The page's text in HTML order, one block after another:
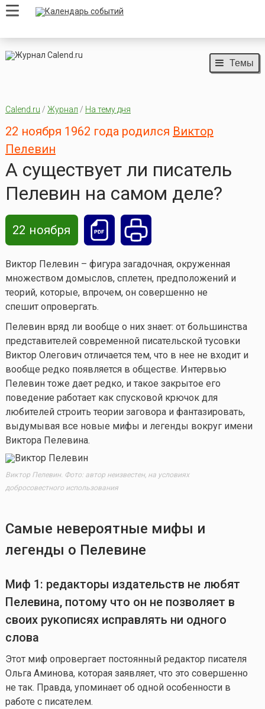
Темы
Calend.ru / Журнал / На тему дня
22 ноября 1962 года родился Виктор
Пелевин
А существует ли писатель
Пелевин на самом деле?
22 ноября
Виктор Пелевин – фигура загадочная, окруженная
множеством домыслов, сплетен, предположений и
теорий, которые, впрочем, он совершенно не
спешит опровергать.
Пелевин вряд ли вообще о них знает: от большинства
представителей современной писательской тусовки
Виктор Олегович отличается тем, что в нее не входит и
вообще редко появляется в обществе. Интервью
Пелевин тоже дает редко, и такое закрытое его
поведение работает как спусковой крючок для
любителей строить теории заговора и фантазировать,
выдумывая все новые мифы и легенды вокруг имени
Виктора Пелевина.
Виктор Пелевин. Фото: автор неизвестен, на условиях
добросовестного использования
Самые невероятные мифы и
легенды о Пелевине
Миф 1: редакторы издательств не любят
Пелевина, потому что он не позволяет в
своих рукописях исправлять ни одного
слова
Этот миф опровергает постоянный редактор писателя
Ольга Аминова, которая заявляет, что это совершенно
не так. Правда, упоминает об одной особенности в
работе с писателем.